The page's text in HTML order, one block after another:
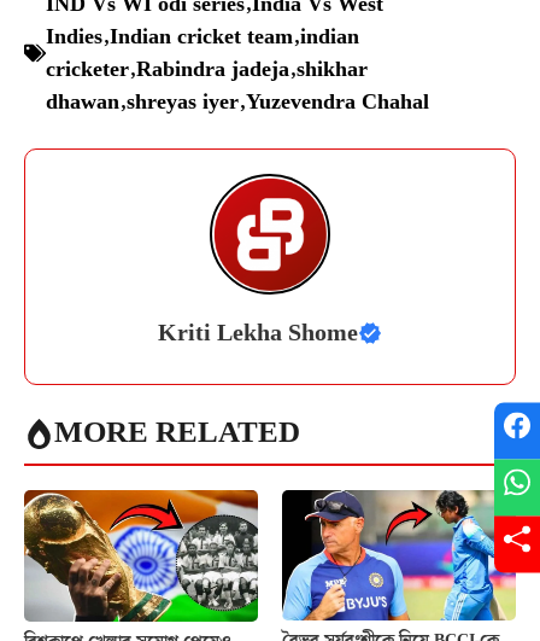
Indies,Indian cricket team,indian
cricketer,Rabindra jadeja,shikhar
dhawan,shreyas iyer,Yuzevendra Chahal
Kriti Lekha Shome
MORE RELATED